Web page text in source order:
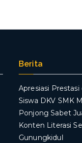
Berita
Apresiasi Prestasi
Siswa DKV SMK
Ponjong Sabet
Konten Literasi
Gunungkidul